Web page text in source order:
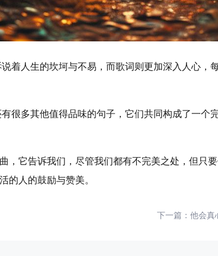
着人生的坎坷与不易，而歌词则更加深入人心
很多其他值得品味的句子，它们共同构成了一
，它告诉我们，尽管我们都有不完美之处，但
的人的鼓励与赞美。
下一篇： 他会真